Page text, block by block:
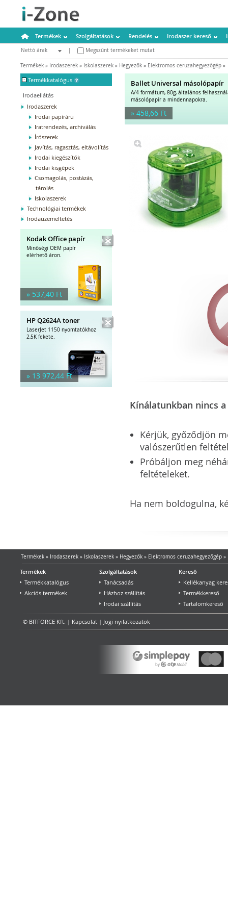
Termékek Szolgáltatások Rendelés Irodaszer kereső
Nettó árak
Megszűnt termékeket mutat
Termékek » Irodaszerek » Iskolaszerek » Hegyezők » Elektromos ceruzahegyezőgép »
- Termékkatalógus
Irodaellátás
Irodaszerek
Irodai papíráru
Iratrendezés, archiválás
Írószerek
Javítás, ragasztás, eltávolítás
Irodai kiegészítők
Irodai kisgépek
Csomagolás, postázás,
tárolás
Iskolaszerek
Technológiai termékek
Irodaüzemeltetés
Kodak Office papír
Minőségi OEM papír
elérhető áron.
» 537,40 Ft
HP Q2624A toner
LaserJet 1150 nyomtatókhoz
2,5K fekete.
» 13 972,44 Ft
Ballet Universal másolópapír
A/4 formátum, 80g, általános
másolópapír a mindennapokra.
» 458,66 Ft
Kínálatunkban nincs
Kérjük, győződjön
valószerűtlen
Próbáljon meg
feltételeket.
Ha nem boldogulna,
Termékek» Irodaszerek» Iskolaszerek» Hegyezők» Elektromos ceruzahegyezőgép»
Termékek
Termékkatalógus
Akciós termékek
Szolgáltatások
Tanácsadás
Házhoz szállítás
Irodai szállítás
Kereső
Kellékanyag
Termékkereső
Tartalomkereső
© BITFORCE Kft. | Kapcsolat | Jogi nyilatkozatok